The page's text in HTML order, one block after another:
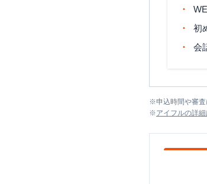
初
会
※申込時間や審査
※アイフルの詳細